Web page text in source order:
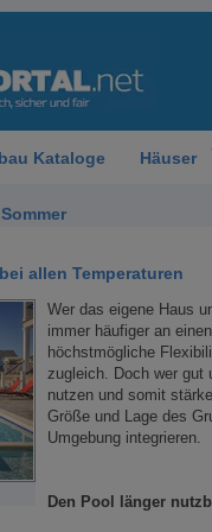
Kataloge Häuser
allen Temperaturen
Wer das eigene Haus
immer häufiger an
höchstmögliche
zugleich. Doch wer gut
nutzen und somit
Größe und Lage des
Umgebung integrieren.
Den Pool länger